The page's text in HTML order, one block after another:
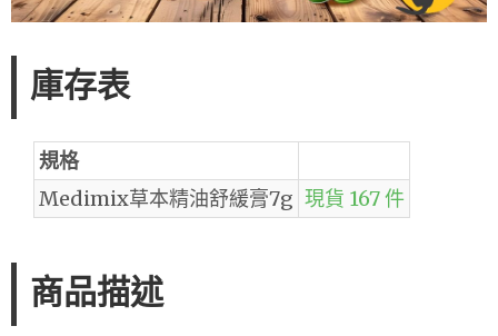
庫存表
規格
Medimix草本精油舒緩膏7g 現貨 167 件
商品描述